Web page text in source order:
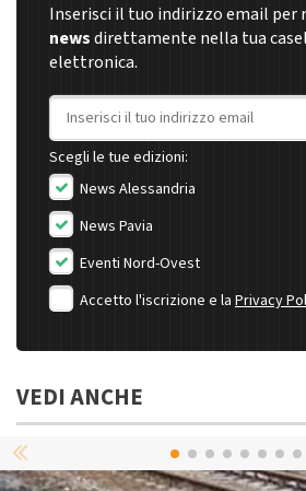
Inserisci il tuo indirizzo email per
newsdirettamente nella tua
elettronica.
Indirizzo email
Scegli le tue edizioni:
News Alessandria
News Pavia
Eventi Nord-Ovest
Accetto l'iscrizione e la Privacy
VEDI ANCHE